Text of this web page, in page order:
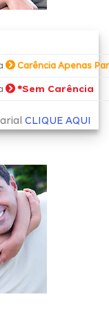
Carência Apenas
*Sem Carência
CLIQUE AQUI